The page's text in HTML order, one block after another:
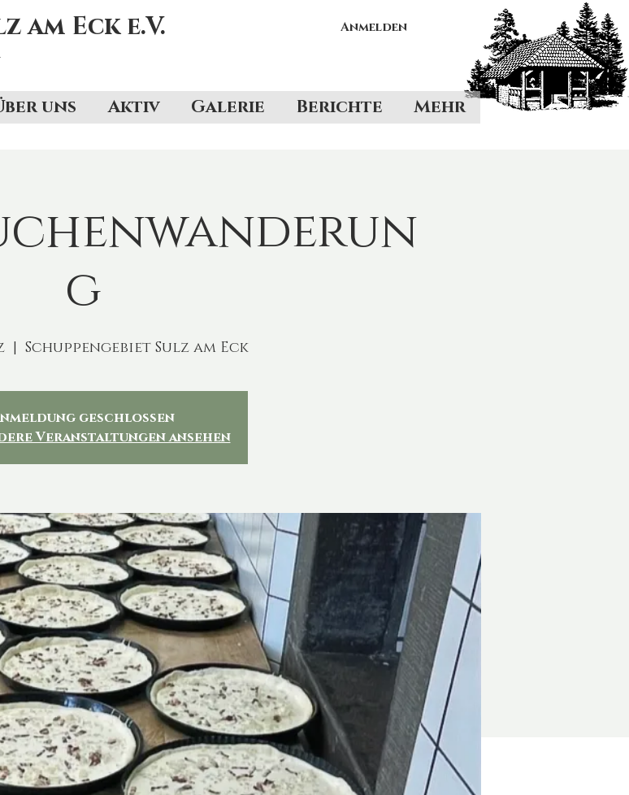
Eck e.V. Anmelden
uns Aktiv Galerie Berichte Mehr
g
  |
Schuppengebiet Sulz am Eck
geschlossen
Veranstaltungen ansehen